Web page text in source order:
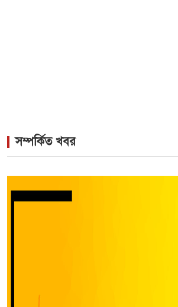
সম্পর্কিত খবর